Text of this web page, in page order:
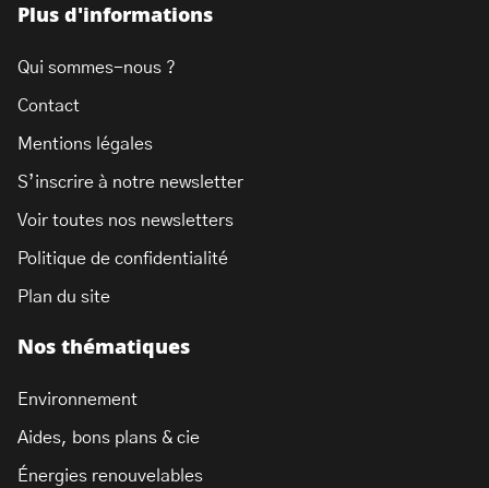
Nos thématiques
Environnement
Aides, bons plans & cie
Énergies renouvelables
Plus d'informations
Qui sommes-nous ?
Contact
Mentions légales
S’inscrire à notre newsletter
Voir toutes nos newsletters
Politique de confidentialité
Plan du site